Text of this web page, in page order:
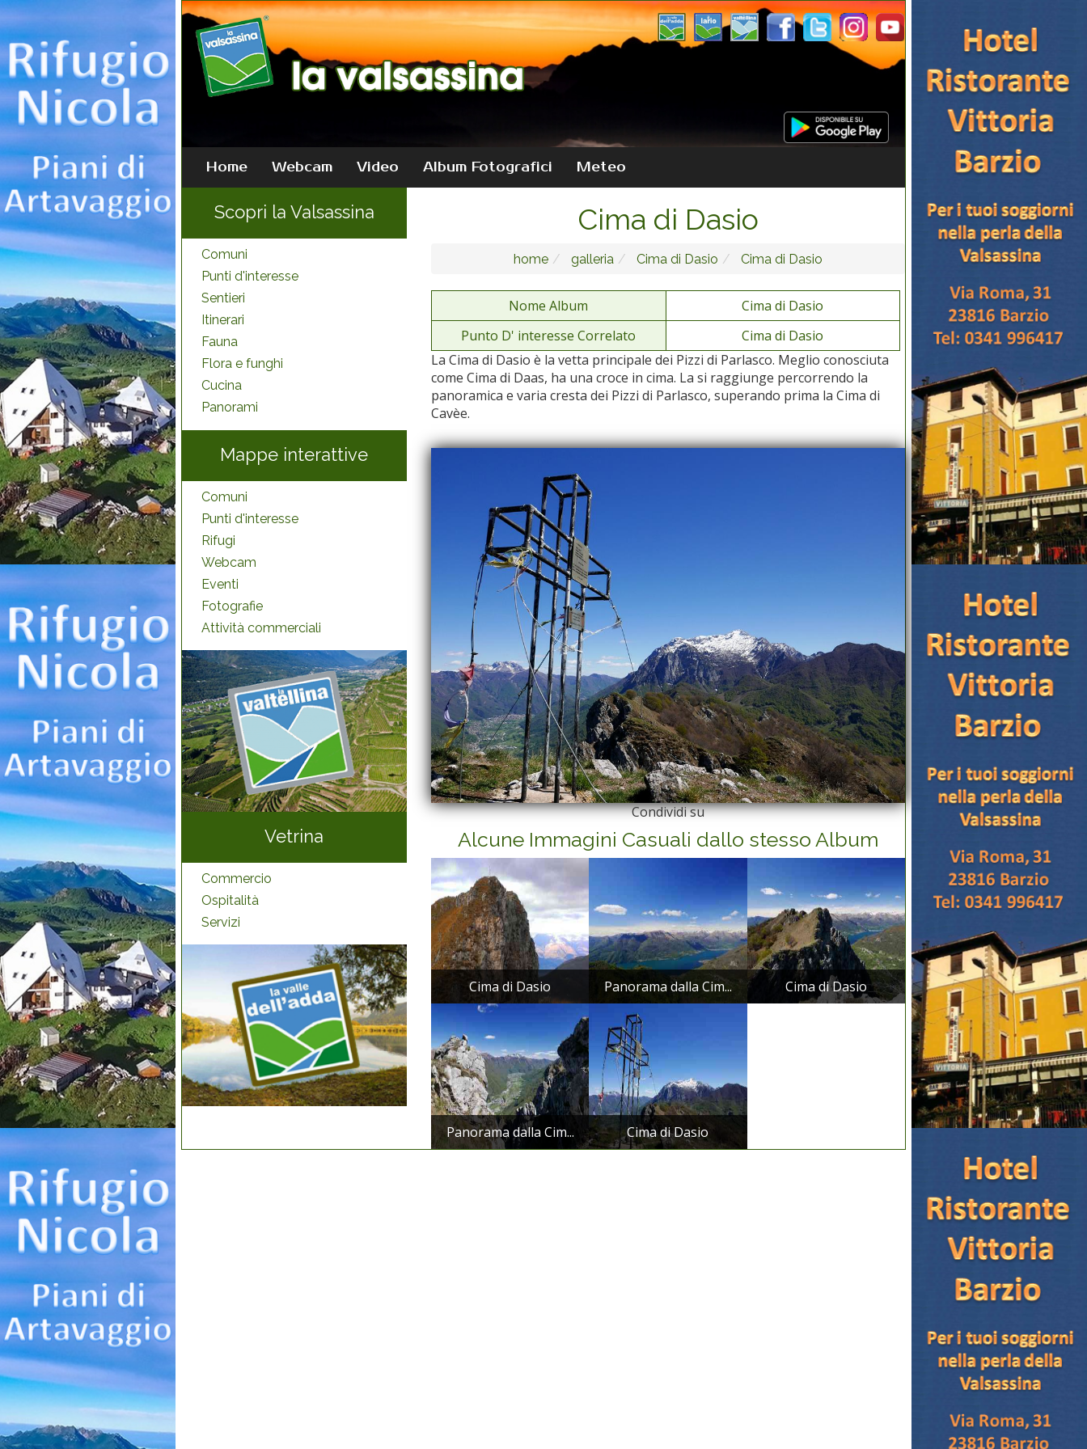
Home Webcam Video Album Fotografici Meteo
Scopri la Valsassina
Comuni
Punti d'interesse
Sentieri
Itinerari
Fauna
Flora e funghi
Cucina
Panorami
Mappe interattive
Comuni
Punti d'interesse
Rifugi
Webcam
Eventi
Fotografie
Attività commerciali
Vetrina
Commercio
Ospitalità
Servizi
Cima di Dasio
home galleria Cima di Dasio Cima di Dasio
Nome Album
Cima di Dasio
Punto D' interesse Correlato
Cima di Dasio
La Cima di Dasio è la vetta principale dei Pizzi di Parlasco. Meglio conosciuta
come Cima di Daas, ha una croce in cima. La si raggiunge percorrendo la
panoramica e varia cresta dei Pizzi di Parlasco, superando prima la Cima di
Cavèe.
Condividi su
Alcune Immagini Casuali dallo stesso Album
Cima di Dasio Panorama dalla Cim... Cima di Dasio
Panorama dalla Cim... Cima di Dasio